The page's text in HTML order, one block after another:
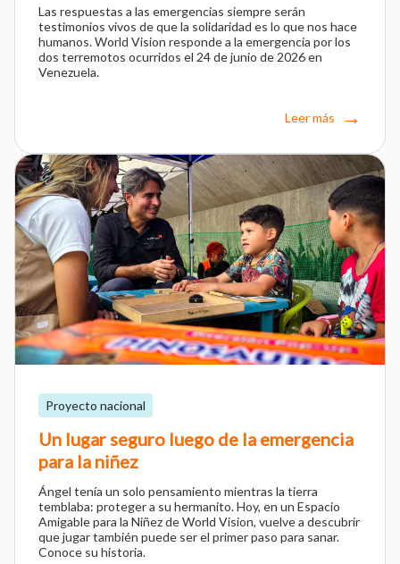
Las respuestas a las emergencias siempre serán
testimonios vivos de que la solidaridad es lo que nos hace
humanos. World Vision responde a la emergencia por los
dos terremotos ocurridos el 24 de junio de 2026 en
Venezuela.
Leer más
Proyecto nacional
Un lugar seguro luego de la emergencia
para la niñez
Ángel tenía un solo pensamiento mientras la tierra
temblaba: proteger a su hermanito. Hoy, en un Espacio
Amigable para la Niñez de World Vision, vuelve a descubrir
que jugar también puede ser el primer paso para sanar.
Conoce su historia.